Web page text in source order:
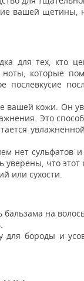
вашей
для тех, кто
которые
послевкусие
вашей кожи. Он
Это
нет сульфатов
что этот
или сухости.
на
для бороды и